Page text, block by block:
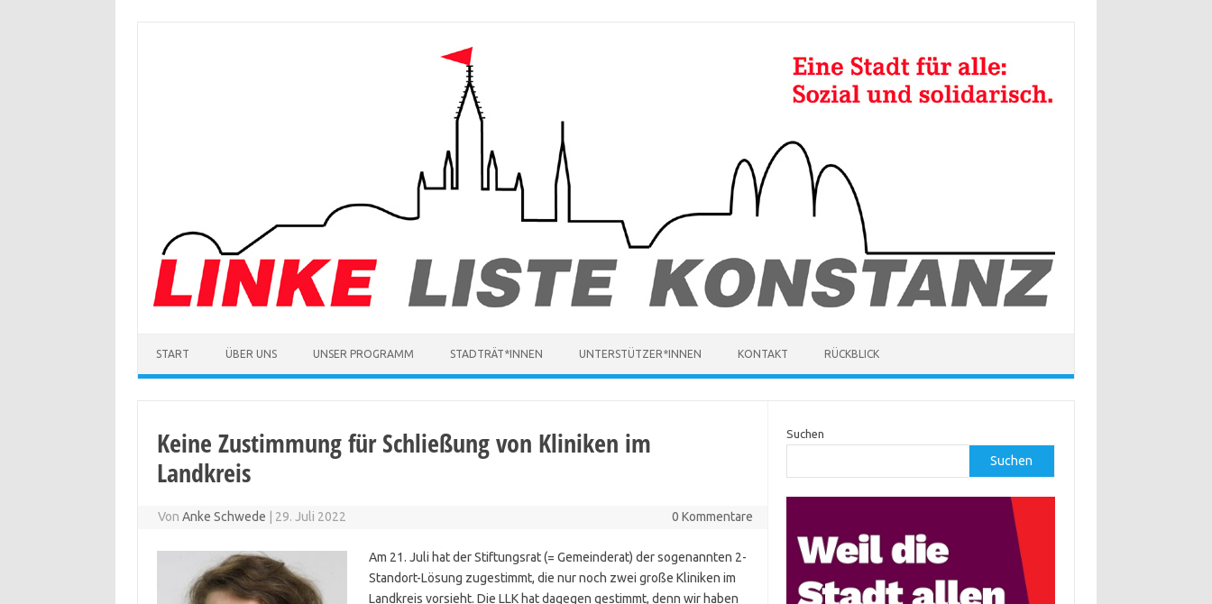
START ÜBER UNS UNSER PROGRAMM STADTRÄT*INNEN UNTERSTÜTZER*INNEN KONTAKT RÜCKBLICK
Keine Zustimmung für Schließung von Kliniken im
Landkreis
VonAnke Schwede 29. Juli 2022 0 Kommentare
Am 21. Juli hat der Stiftungsrat (= Gemeinderat) der sogenannten 2-
Standort-Lösung zugestimmt, die nur noch zwei große Kliniken im
Landkreis vorsieht. Die LLK hat dagegen gestimmt, denn wir haben
Suchen
Suchen